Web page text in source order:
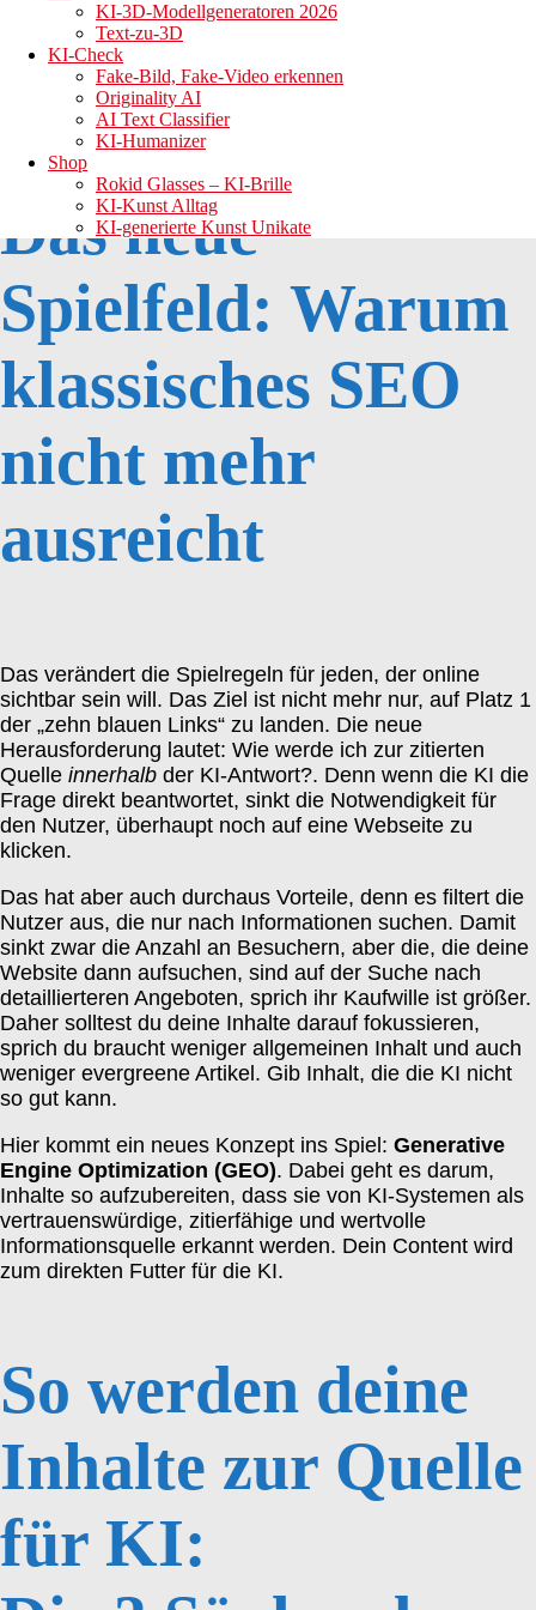
KI-3D-Modellgeneratoren 2026
Text-zu-3D
KI-Check
Fake-Bild, Fake-Video erkennen
Originality AI
AI Text Classifier
KI-Humanizer
Shop
Rokid Glasses – KI-Brille
KI-Kunst Alltag
KI-generierte Kunst Unikate
Rank Math Content AI in der Praxis
Häufig gestellte Fragen (FAQ) zu KI-SEO-Tools
Was ist Generative Engine Optimization (GEO)?
Ersetzen KI-SEO-Tools den SEO-Manager?
Wie wichtig ist E-E-A-T für KI-Antworten?
Das neue
Spielfeld: Warum
klassisches SEO
nicht mehr
ausreicht
Das verändert die Spielregeln für jeden, der online
sichtbar sein will. Das Ziel ist nicht mehr nur, auf Platz 1
der „zehn blauen Links“ zu landen. Die neue
Herausforderung lautet: Wie werde ich zur zitierten
Quelle innerhalb der KI-Antwort?. Denn wenn die KI die
Frage direkt beantwortet, sinkt die Notwendigkeit für
den Nutzer, überhaupt noch auf eine Webseite zu
klicken.
Das hat aber auch durchaus Vorteile, denn es filtert die
Nutzer aus, die nur nach Informationen suchen. Damit
sinkt zwar die Anzahl an Besuchern, aber die, die deine
Website dann aufsuchen, sind auf der Suche nach
detaillierteren Angeboten, sprich ihr Kaufwille ist größer.
Daher solltest du deine Inhalte darauf fokussieren,
sprich du braucht weniger allgemeinen Inhalt und auch
weniger evergreene Artikel. Gib Inhalt, die die KI nicht
so gut kann.
Hier kommt ein neues Konzept ins Spiel: Generative
Engine Optimization (GEO). Dabei geht es darum,
Inhalte so aufzubereiten, dass sie von KI-Systemen als
vertrauenswürdige, zitierfähige und wertvolle
Informationsquelle erkannt werden. Dein Content wird
zum direkten Futter für die KI.
So werden deine
Inhalte zur Quelle
für KI: